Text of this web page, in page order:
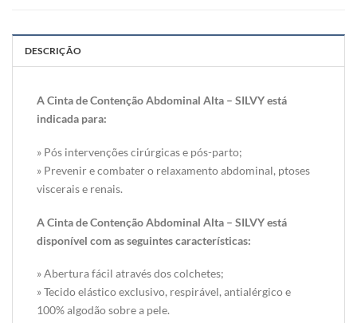
DESCRIÇÃO
A Cinta de Contenção Abdominal Alta – SILVY está
indicada para:
» Pós intervenções cirúrgicas e pós-parto;
» Prevenir e combater o relaxamento abdominal, ptoses
viscerais e renais.
A Cinta de Contenção Abdominal Alta – SILVY está
disponível com as seguintes características:
» Abertura fácil através dos colchetes;
» Tecido elástico exclusivo, respirável, antialérgico e
100% algodão sobre a pele.